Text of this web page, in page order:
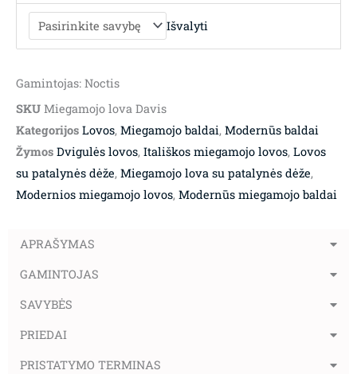
Išvalyti
Gamintojas: Noctis
SKU Miegamojo lova Davis
Kategorijos Lovos, Miegamojo baldai, Modernūs baldai
Žymos Dvigulės lovos, Itališkos miegamojo lovos, Lovos
su patalynės dėže, Miegamojo lova su patalynės dėže,
Modernios miegamojo lovos, Modernūs miegamojo baldai
APRAŠYMAS
GAMINTOJAS
SAVYBĖS
PRIEDAI
PRISTATYMO TERMINAS